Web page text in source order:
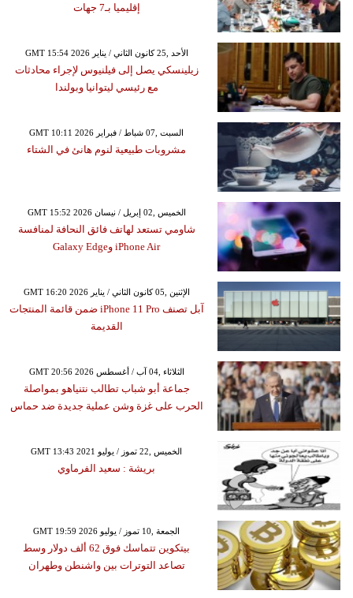
إقليميا بـ7 جهات
GMT 15:54 2026 الأحد ,25 كانون الثاني / يناير
زيلينسكي يصل إلى فيلنيوس لإجراء محادثات
مع رئيسي ليتوانيا وبولندا
GMT 10:11 2026 السبت ,07 شباط / فبراير
مشروبات طبيعية لنوم هانئ في الشتاء
GMT 15:52 2026 الخميس ,02 إبريل / نيسان
شاومي تستعد لهاتف فائق النحافة لمنافسة
iPhone Air وGalaxy Edge
GMT 16:20 2026 الإثنين ,05 كانون الثاني / يناير
آبل تصنف iPhone 11 Pro ضمن قائمة المنتجات
القديمة
GMT 20:56 2026 الثلاثاء ,04 آب / أغسطس
جماعة أبو شباب تطالب نتنياهو بمواصلة
الحرب على غزة وشن عملية جديدة ضد حماس
GMT 13:43 2021 الخميس ,22 تموز / يوليو
بريشة : سعيد الفرماوي
GMT 19:59 2026 الجمعة ,10 تموز / يوليو
بيتكوين تتماسك فوق 62 ألف دولار وسط
تصاعد التوترات بين واشنطن وطهران